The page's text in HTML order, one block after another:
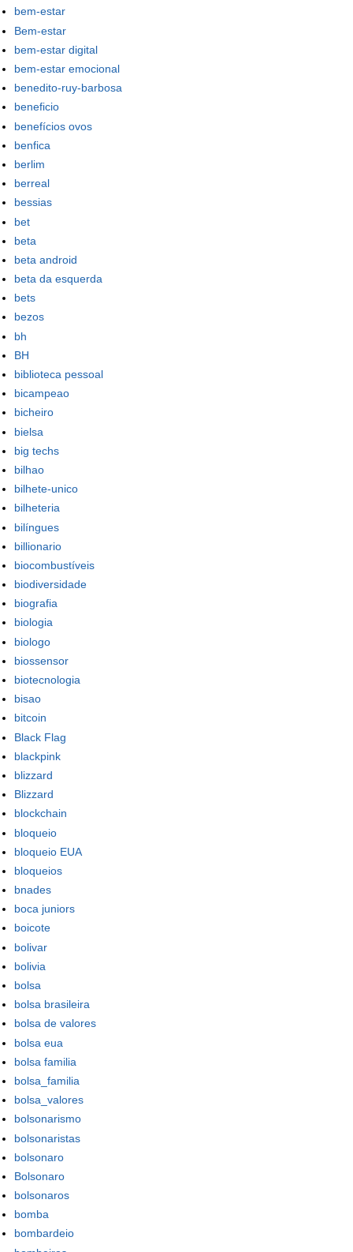
bem-estar
Bem-estar
bem-estar digital
bem-estar emocional
benedito-ruy-barbosa
beneficio
benefícios ovos
benfica
berlim
berreal
bessias
bet
beta
beta android
beta da esquerda
bets
bezos
bh
BH
biblioteca pessoal
bicampeao
bicheiro
bielsa
big techs
bilhao
bilhete-unico
bilheteria
bilíngues
billionario
biocombustíveis
biodiversidade
biografia
biologia
biologo
biossensor
biotecnologia
bisao
bitcoin
Black Flag
blackpink
blizzard
Blizzard
blockchain
bloqueio
bloqueio EUA
bloqueios
bnades
boca juniors
boicote
bolivar
bolivia
bolsa
bolsa brasileira
bolsa de valores
bolsa eua
bolsa familia
bolsa_familia
bolsa_valores
bolsonarismo
bolsonaristas
bolsonaro
Bolsonaro
bolsonaros
bomba
bombardeio